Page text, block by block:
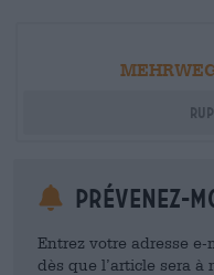
Prévenez-
Entrez votre adresse
dès que l’article sera à